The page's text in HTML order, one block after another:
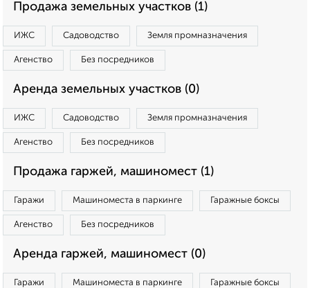
Продажа земельных участков (1)
ИЖС Садоводство Земля промназначения
Агенство Без посредников
Аренда земельных участков (0)
ИЖС Садоводство Земля промназначения
Агенство Без посредников
Продажа гаржей, машиномест (1)
Гаражи Машиноместа в паркинге Гаражные боксы
Агенство Без посредников
Аренда гаржей, машиномест (0)
Гаражи Машиноместа в паркинге Гаражные боксы